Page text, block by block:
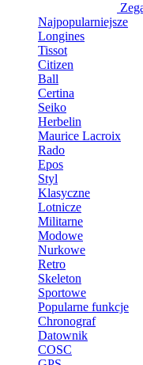
Najpopularniejsze
Longines
Tissot
Citizen
Ball
Certina
Seiko
Herbelin
Maurice Lacroix
Rado
Epos
Styl
Klasyczne
Lotnicze
Militarne
Modowe
Nurkowe
Retro
Skeleton
Sportowe
Popularne funkcje
Chronograf
Datownik
COSC